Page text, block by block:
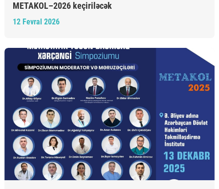
METAKOL–2026 keçiriləcək
12 Fevral 2026